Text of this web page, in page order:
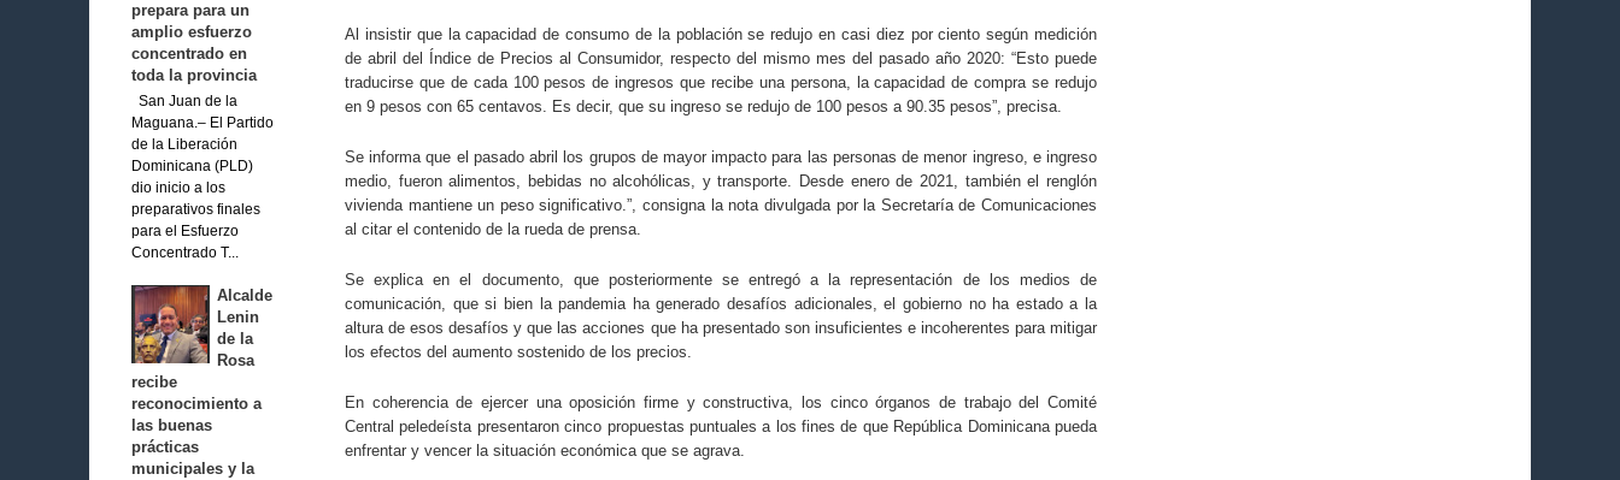
prepara para un
amplio esfuerzo
concentrado en
toda la provincia
San Juan de la
Maguana.– El Partido
de la Liberación
Dominicana (PLD)
dio inicio a los
preparativos finales
para el Esfuerzo
Concentrado T...
Alcalde
Lenin
de la
Rosa
recibe
reconocimiento a
las buenas
prácticas
municipales y la
Al insistir que la capacidad de consumo de la población se redujo en casi diez por ciento según medición
de abril del Índice de Precios al Consumidor, respecto del mismo mes del pasado año 2020: “Esto puede
traducirse que de cada 100 pesos de ingresos que recibe una persona, la capacidad de compra se redujo
en 9 pesos con 65 centavos. Es decir, que su ingreso se redujo de 100 pesos a 90.35 pesos”, precisa.
Se informa que el pasado abril los grupos de mayor impacto para las personas de menor ingreso, e ingreso
medio, fueron alimentos, bebidas no alcohólicas, y transporte. Desde enero de 2021, también el renglón
vivienda mantiene un peso significativo.”, consigna la nota divulgada por la Secretaría de Comunicaciones
al citar el contenido de la rueda de prensa.
Se explica en el documento, que posteriormente se entregó a la representación de los medios de
comunicación, que si bien la pandemia ha generado desafíos adicionales, el gobierno no ha estado a la
altura de esos desafíos y que las acciones que ha presentado son insuficientes e incoherentes para mitigar
los efectos del aumento sostenido de los precios.
En coherencia de ejercer una oposición firme y constructiva, los cinco órganos de trabajo del Comité
Central peledeísta presentaron cinco propuestas puntuales a los fines de que República Dominicana pueda
enfrentar y vencer la situación económica que se agrava.